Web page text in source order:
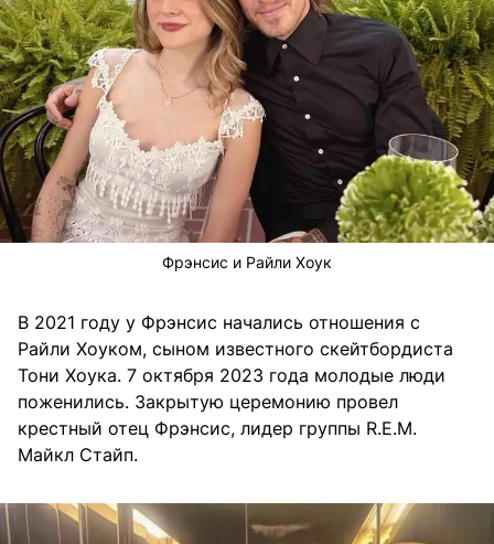
Фрэнсис и Райли Хоук
В 2021 году у Фрэнсис начались отношения с
Райли Хоуком, сыном известного скейтбордиста
Тони Хоука. 7 октября 2023 года молодые люди
поженились. Закрытую церемонию провел
крестный отец Фрэнсис, лидер группы R.E.M.
Майкл Стайп.